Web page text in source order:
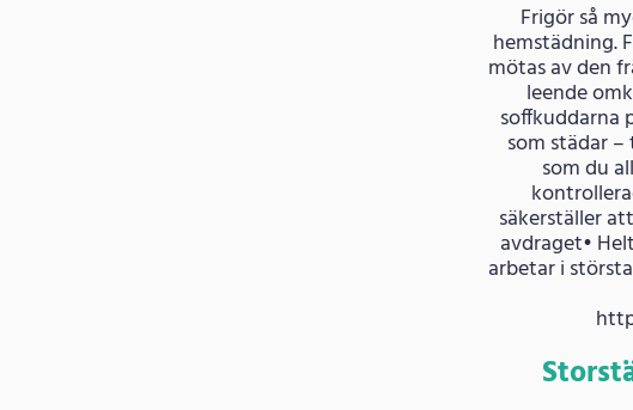
Frigör så
hemstädning.
mötas av den
leende
soffkuddarna
som städar
som du
säkerställer
avdraget•
arbetar i